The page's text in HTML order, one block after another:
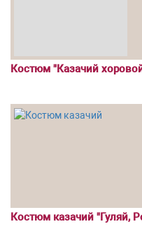
Костюм "Казачий
Костюм казачий "Гуляй,